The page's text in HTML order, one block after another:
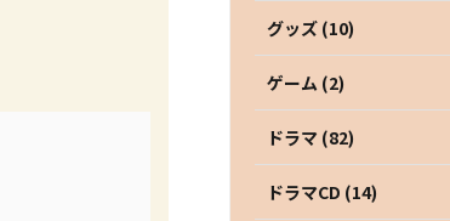
グッズ (10)
ゲーム (2)
ドラマ (82)
ドラマCD (14)